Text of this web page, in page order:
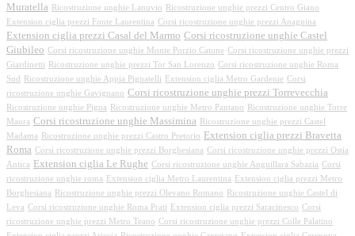
Muratella
Ricostruzione unghie Lanuvio
Ricostruzione unghie prezzi Centro Giano
Extension ciglia prezzi Fonte Laurentina Corsi ricostruzione unghie prezzi Anagnina
Extension ciglia prezzi Casal del Marmo Corsi ricostruzione unghie Castel
Giubileo Corsi ricostruzione unghie Monte Porzio Catone Corsi ricostruzione unghie prezzi
Giardinetti
Ricostruzione unghie prezzi Tor San Lorenzo Corsi ricostruzione unghie Roma
Sud
Ricostruzione unghie Appia Pignatelli Extension ciglia Metro Gardenie Corsi
ricostruzione unghie Gavignano Corsi ricostruzione unghie prezzi Torrevecchia
Ricostruzione unghie Pigna Ricostruzione unghie Metro Pantano
Ricostruzione unghie Torre
Maura Corsi ricostruzione unghie Massimina
Ricostruzione unghie prezzi Castel
Madama
Ricostruzione unghie prezzi Castro Pretorio
Extension ciglia prezzi Bravetta
Roma Corsi ricostruzione unghie prezzi Borghesiana Corsi ricostruzione unghie prezzi Ostia
Antica
Extension ciglia Le Rughe Corsi ricostruzione unghie Anguillara Sabazia Corsi
ricostruzione unghie roma
Extension ciglia Metro Laurentina
Extension ciglia prezzi Metro
Borghesiana
Ricostruzione unghie prezzi Olevano Romano
Ricostruzione unghie Castel di
Leva Corsi ricostruzione unghie Roma Prati Extension ciglia prezzi Saracinesco Corsi
ricostruzione unghie prezzi Metro Teano Corsi ricostruzione unghie prezzi Colle Palatino